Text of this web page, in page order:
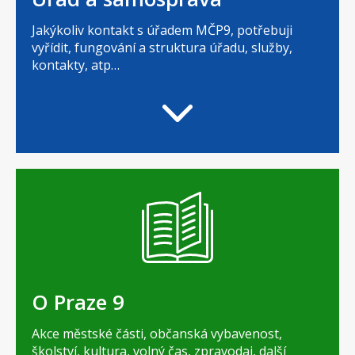
Jakýkoliv kontakt s úřadem MČP9, potřebuji
vyřídit, fungování a struktura úřadu, služby,
kontakty, atp…
O Praze 9
Akce městské části, občanská vybavenost,
školství, kultura, volný čas, zpravodaj, další